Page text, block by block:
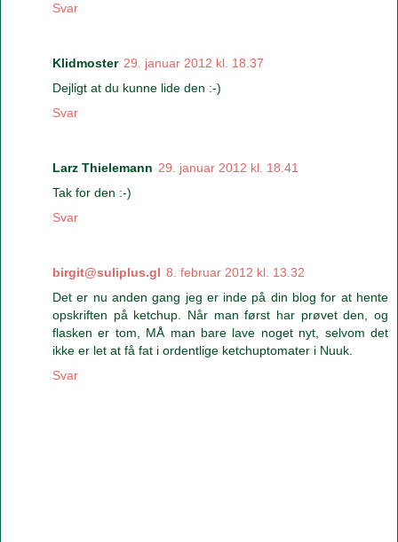
Svar
Klidmoster 29. januar 2012 kl. 18.37
Dejligt at du kunne lide den :-)
Svar
Larz Thielemann 29. januar 2012 kl. 18.41
Tak for den :-)
Svar
birgit@suliplus.gl 8. februar 2012 kl. 13.32
Det er nu anden gang jeg er inde på din blog for at hente
opskriften på ketchup. Når man først har prøvet den, og
flasken er tom, MÅ man bare lave noget nyt, selvom det
ikke er let at få fat i ordentlige ketchuptomater i Nuuk.
Svar